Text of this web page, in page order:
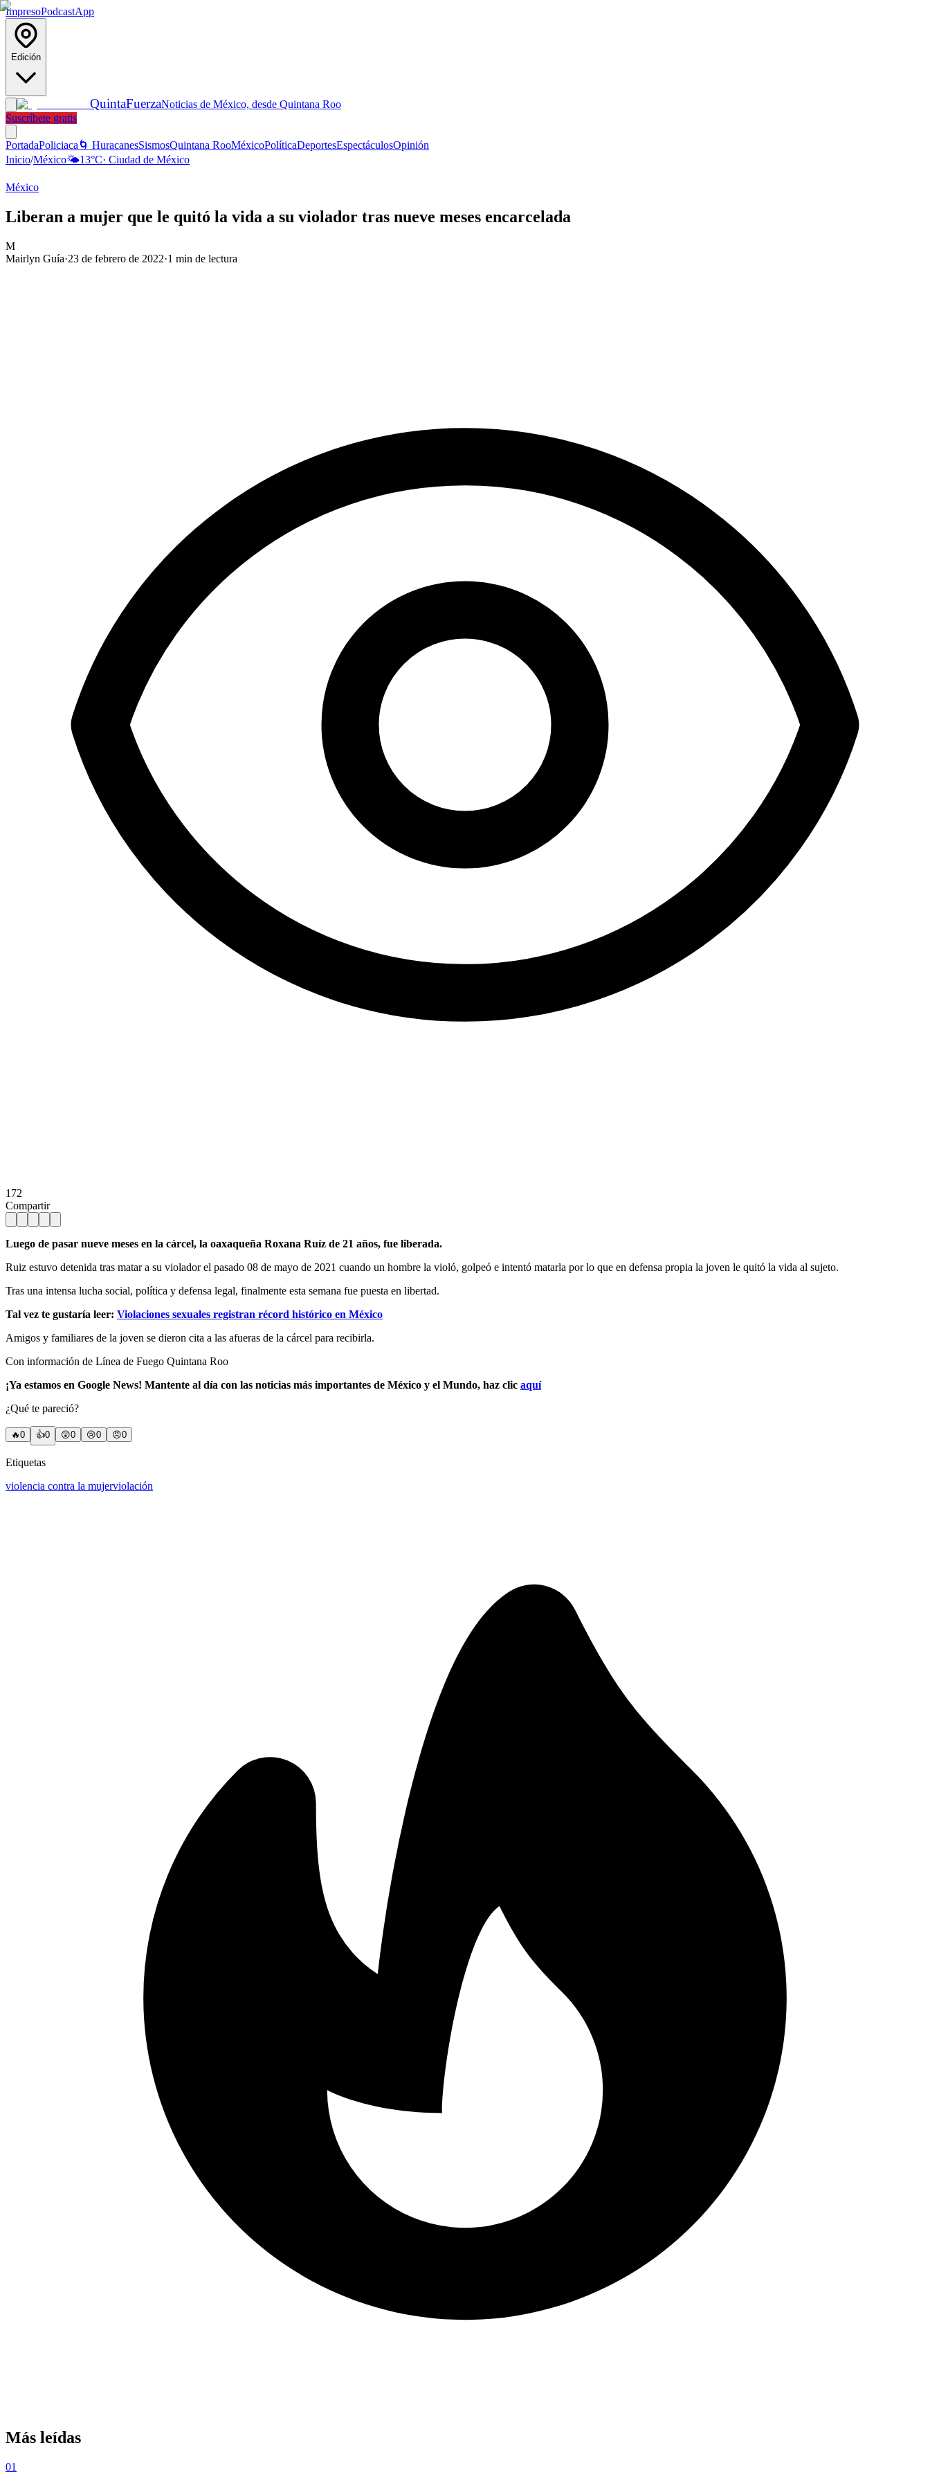
ImpresoPodcastApp
Edición
QuintaFuerzaNoticias de México, desde Quintana Roo
Suscríbete gratis
PortadaPoliciaca 🌀 HuracanesSismosQuintana RooMéxicoPolíticaDeportesEspectáculosOpinión
Inicio/México🌤️13°C· Ciudad de México
México
Liberan a mujer que le quitó la vida a su violador tras nueve meses encarcelada
M
Mairlyn Guía·23 de febrero de 2022·1 min de lectura
172
Compartir
Luego de pasar nueve meses en la cárcel, la oaxaqueña Roxana Ruíz de 21 años, fue liberada.
Ruiz estuvo detenida tras matar a su violador el pasado 08 de mayo de 2021 cuando un hombre la violó, golpeó e intentó matarla por lo que en defensa propia la joven le quitó la vida al sujeto.
Tras una intensa lucha social, política y defensa legal, finalmente esta semana fue puesta en libertad.
Tal vez te gustaría leer: Violaciones sexuales registran récord histórico en México
Amigos y familiares de la joven se dieron cita a las afueras de la cárcel para recibirla.
Con información de Línea de Fuego Quintana Roo
¡Ya estamos en Google News! Mantente al día con las noticias más importantes de México y el Mundo, haz clic aquí
¿Qué te pareció?
🔥0 👍0 😲0 😢0 😠0
Etiquetas
violencia contra la mujerviolación
Más leídas
01